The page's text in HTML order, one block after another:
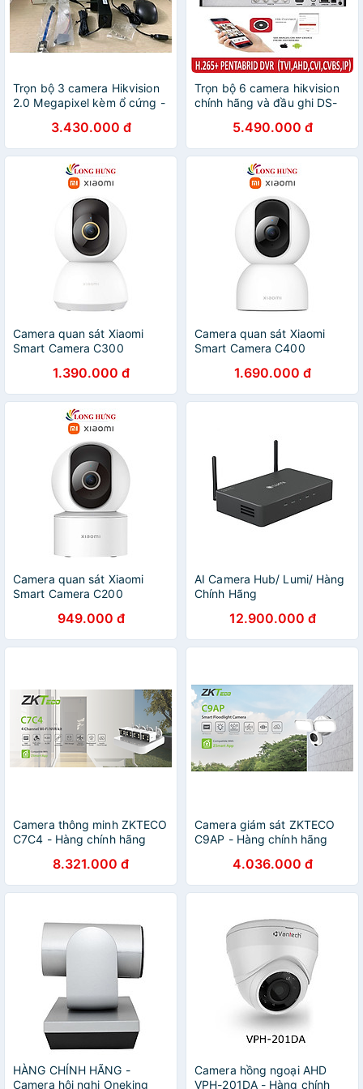
Trọn bộ 3 camera Hikvision
2.0 Megapixel kèm ổ cứng -
3.430.000 đ
Trọn bộ 6 camera hikvision
chính hãng và đầu ghi DS-
5.490.000 đ
Camera quan sát Xiaomi
Smart Camera C300
chính hãng1.390.000 đ
Camera quan sát Xiaomi
Smart Camera C400
Hàng chính hãng
1.690.000 đ
Camera quan sát Xiaomi
Smart Camera C200
Hàng chính hãng
949.000 đ
AI Camera Hub/ Lumi/ Hàng
Chính Hãng
12.900.000 đ
Camera thông minh ZKTECO
C7C4 - Hàng chính hãng
8.321.000 đ
Camera giám sát ZKTECO
C9AP - Hàng chính hãng
4.036.000 đ
HÀNG CHÍNH HÃNG -
Camera hội nghị Oneking
Camera hồng ngoại AHD
VPH-201DA - Hàng chính